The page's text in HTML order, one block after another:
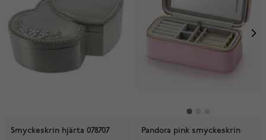
Smyckeskrin hjärta 078707
Pandora pink smyckeskrin